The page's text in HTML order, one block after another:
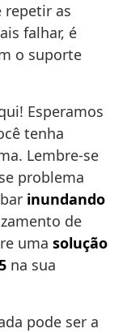
repetir as
falhar, é
o suporte
Esperamos
tenha
Lembre-se
problema
inundando
de
uma solução
na sua
pode ser a